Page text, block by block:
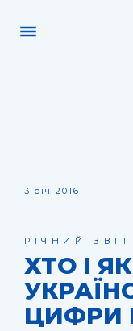
3 січ 2016
РІЧНИЙ ЗВІТ
ХТО І
ЦИФРИ